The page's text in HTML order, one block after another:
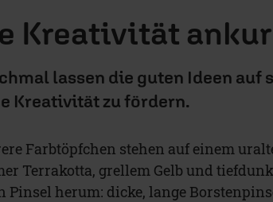
Kreativität
lassen die guten Ideen auf
Kreativität zu fördern.
Farbtöpfchen stehen auf einem
Terrakotta, grellem Gelb und
Pinsel herum: dicke, lange